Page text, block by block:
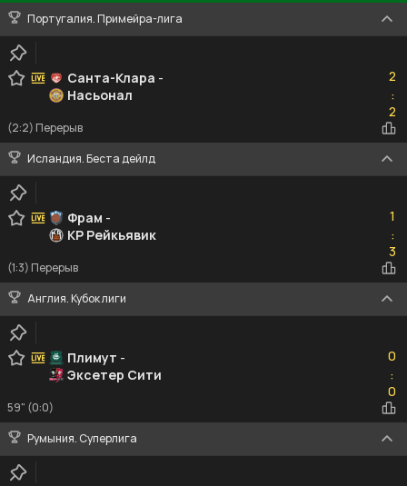
Португалия. Примейра-лига
Санта-Клара -
Насьонал
2
:2
2
(2:2) Перерыв
Исландия. Беста дейлд
Фрам -
КР Рейкьявик
1
:3
3
(1:3) Перерыв
Англия. Кубок лиги
Плимут -
Эксетер Сити
0
:0
0
59" (0:0)
Румыния. Суперлига